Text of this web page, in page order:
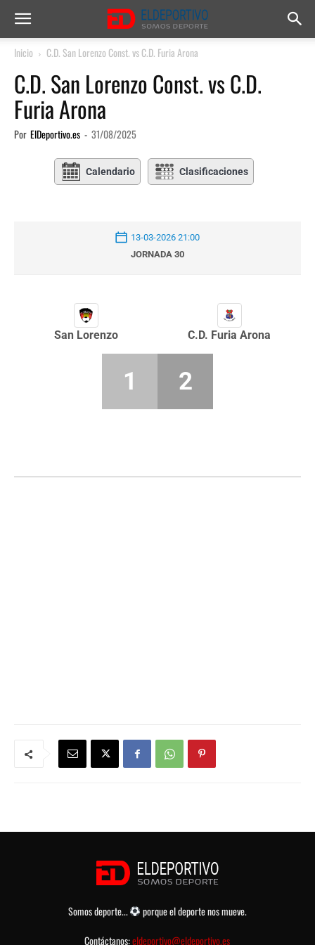
Inicio C.D. San Lorenzo Const. vs C.D. Furia Arona
C.D. San Lorenzo Const. vs C.D.
Furia Arona
Por ElDeportivo.es - 31/08/2025
Calendario Clasificaciones
13-03-2026 21:00
JORNADA 30
San Lorenzo C.D. Furia Arona
1 2
Somos deporte...
porque el deporte nos mueve.
Contáctanos:eldeportivo@eldeportivo.es